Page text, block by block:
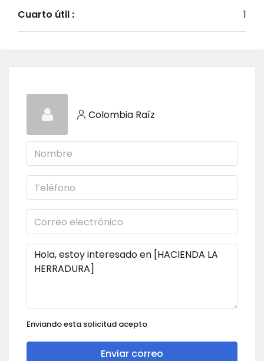
Cuarto útil : 1
Colombia Raíz
Enviando esta solicitud acepto
Enviar correo